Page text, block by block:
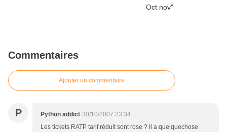
Commentaires
Ajouter un commentaire
P Python addict 30/10/2007 23:34
Les tickets RATP tarif réduit sont rose ? Il a quelquechose